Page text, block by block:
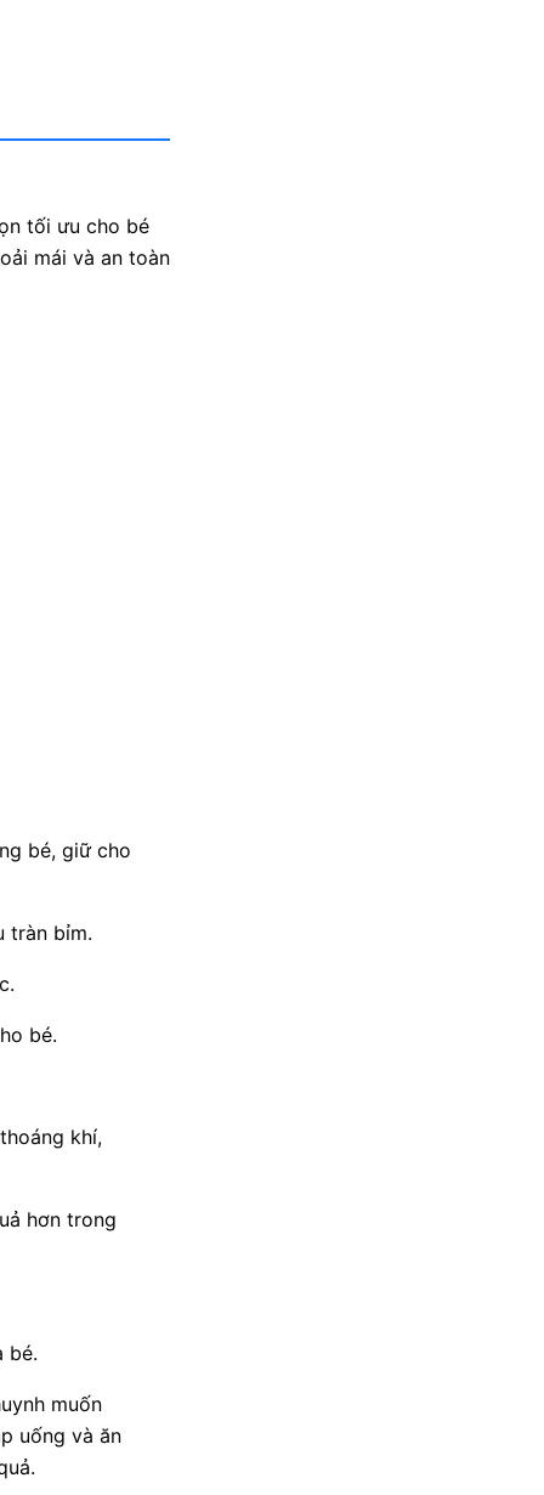
tối ưu cho bé
mái và an toàn
bé, giữ cho
tràn bỉm.
bé.
khí,
hơn trong
bé.
muốn
uống và ăn